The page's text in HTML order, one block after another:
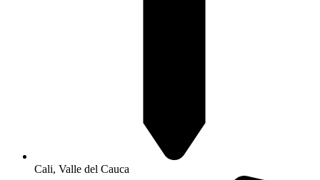
Cali, Valle del Cauca